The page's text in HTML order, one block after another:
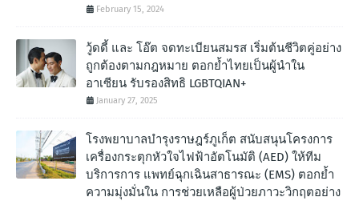
February 15, 2024
วู้ดดี้ และ โอ๊ต จดทะเบียนสมรส เริ่มต้นชีวิตคู่อย่าง
ถูกต้องตามกฎหมาย ตอกย้ำไทยเป็นผู้นำใน
อาเซียน รับรองสิทธิ LGBTQIAN+
January 27, 2025
โรงพยาบาลบำรุงราษฎร์ภูเก็ต สนับสนุนโครงการ
เครื่องกระตุกหัวใจไฟฟ้าอัตโนมัติ (AED) ให้ทีม
บริการการ แพทย์ฉุกเฉินสาธารณะ (EMS) ตอกย้ำ
ความมุ่งมั่นใน การช่วยเหลือผู้ป่วยภาวะวิกฤตอย่าง